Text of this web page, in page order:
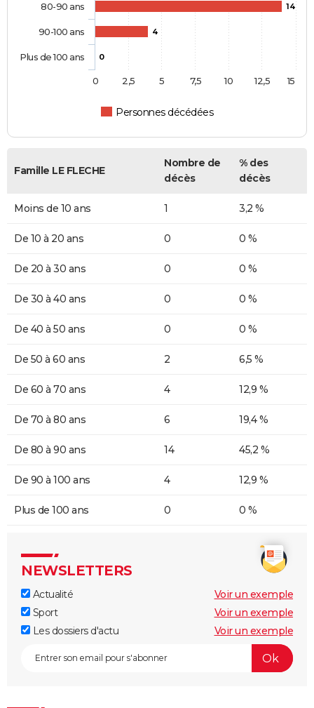
14
4
0
Personnes décédées
80-90 ans
90-100 ans
Plus de 100 ans
0 2,5 5 7,5 10 12,5 15
Famille LE FLECHE
Nombre de
décès
% des
décès
Moins de 10 ans 1 3,2 %
De 10 à 20 ans 0 0 %
De 20 à 30 ans 0 0 %
De 30 à 40 ans 0 0 %
De 40 à 50 ans 0 0 %
De 50 à 60 ans 2 6,5 %
De 60 à 70 ans 4 12,9 %
De 70 à 80 ans 6 19,4 %
De 80 à 90 ans 14 45,2 %
De 90 à 100 ans 4 12,9 %
Plus de 100 ans 0 0 %
NEWSLETTERS
Actualité
Voir un exemple
Sport
Voir un exemple
Les dossiers d'actu
Voir un exemple